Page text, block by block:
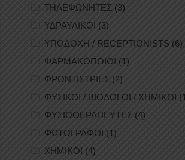
ΤΗΛΕΦΩΝΗΤΕΣ (3)
ΥΔΡΑΥΛΙΚΟΙ (3)
ΥΠΟΔΟΧΗ / RECEPTIONISTS (6)
ΦΑΡΜΑΚΟΠΟΙΟΙ (1)
ΦΡΟΝΤΙΣΤΡΙΕΣ (2)
ΦΥΣΙΚΟΙ / ΒΙΟΛΟΓΟΙ / ΧΗΜΙΚΟΙ
ΦΥΣΙΟΘΕΡΑΠΕΥΤΕΣ (4)
ΦΩΤΟΓΡΑΦΟΙ (1)
ΧΗΜΙΚΟΙ (4)